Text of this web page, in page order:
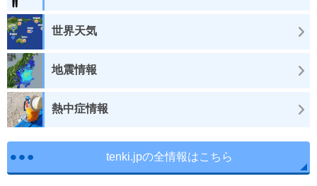
世界天気
地震情報
熱中症情報
tenki.jpの全情報はこちら